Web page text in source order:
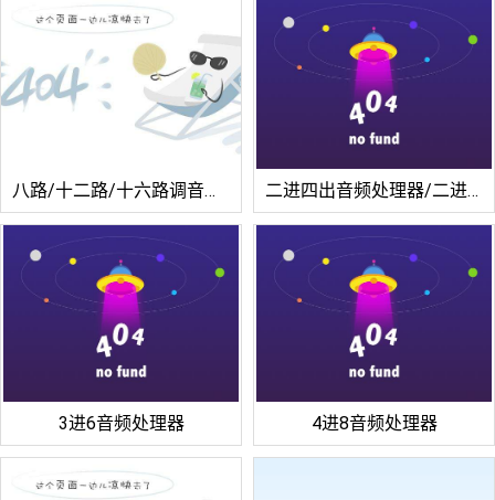
八路/十二路/十六路调音台功放 二进四出音频处理器/二进六出音频处理器
3进6音频处理器 4进8音频处理器